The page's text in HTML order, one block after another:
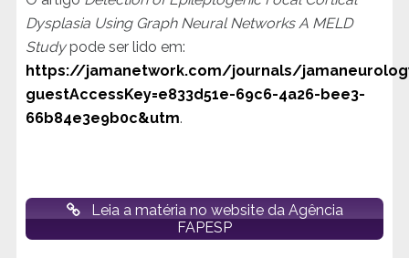
Dysplasia Using Graph Neural Networks A MELD
Studypode ser lido em:
https://jamanetwork.com/journals/
guestAccessKey=e833d51e-69c6-4a26-bee3-
66b84e3e9b0c&utm.
Leia a matéria no website da Agência
FAPESP